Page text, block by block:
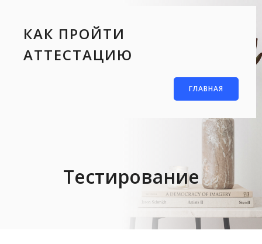
КАК ПРОЙТИ
АТТЕСТАЦИЮ
ГЛАВНАЯ
Тестирование